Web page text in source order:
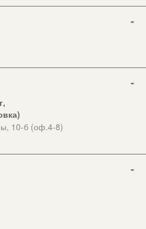
10-б (оф.4-8)